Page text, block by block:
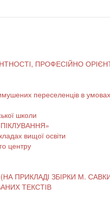
ПРОФЕСІЙНО
переселенців в
школи
вищої освіти
центру
ПРОБЛЕМА СОЦІАЛЬНОГО СИРІТСТВА ЯК НАСЛІДОК ТРУДОВОЇ МІГРАЦІЇ
ТЕКСТІВ